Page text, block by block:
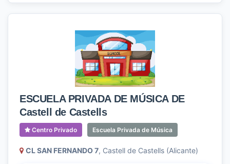
ESCUELA PRIVADA DE MÚSICA DE
Castell de Castells
Centro Privado Escuela Privada de Música
CL SAN FERNANDO 7, Castell de Castells (Alicante)